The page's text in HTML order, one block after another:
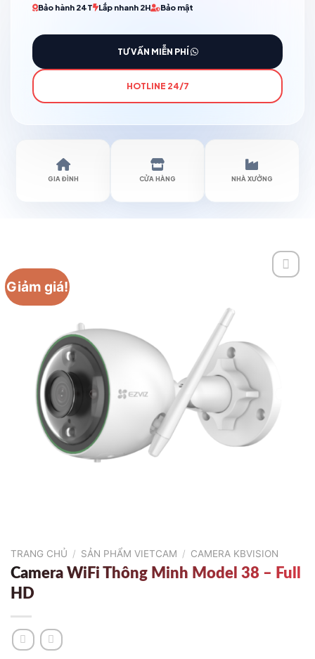
Bảo hành 24T Lắp nhanh 2H Bảo mật
TƯ VẤN MIỄN PHÍ
HOTLINE 24/7
GIA ĐÌNH CỬA HÀNG NHÀ XƯỞNG
Giảm giá!
TRANG CHỦ / SẢN PHẨM VIETCAM / CAMERA KBVISION
Camera WiFi Thông Minh Model 38 – Full
HD